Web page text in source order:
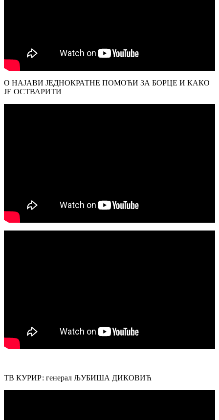
О НАЈАВИ ЈЕДНОКРАТНЕ ПОМОЋИ ЗА БОРЦЕ И КАКО
ЈЕ ОСТВАРИТИ
ТВ КУРИР: генерал ЉУБИША ДИКОВИЋ